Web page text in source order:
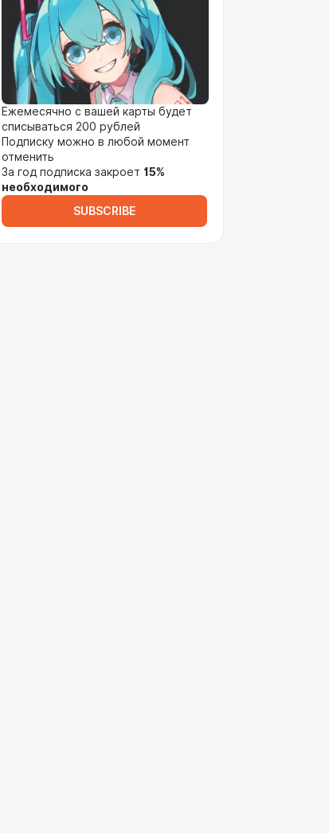
Ежемесячно с вашей карты будет
списываться 200 рублей
Подписку можно в любой момент
отменить
За год подписка закроет 15%
необходимого
SUBSCRIBE